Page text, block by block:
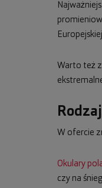
Warto też
W ofercie
Okulary
czy na